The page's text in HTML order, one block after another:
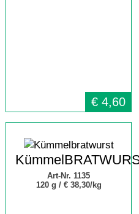
€ 4,60
Art-Nr. 1135
120 g / € 38,30/kg